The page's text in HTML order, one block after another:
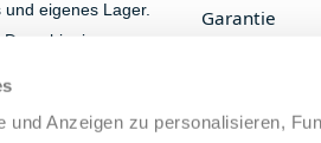
und Anzeigen zu personalisieren,
eigenes Lager.
Garantie
Cookie Policy